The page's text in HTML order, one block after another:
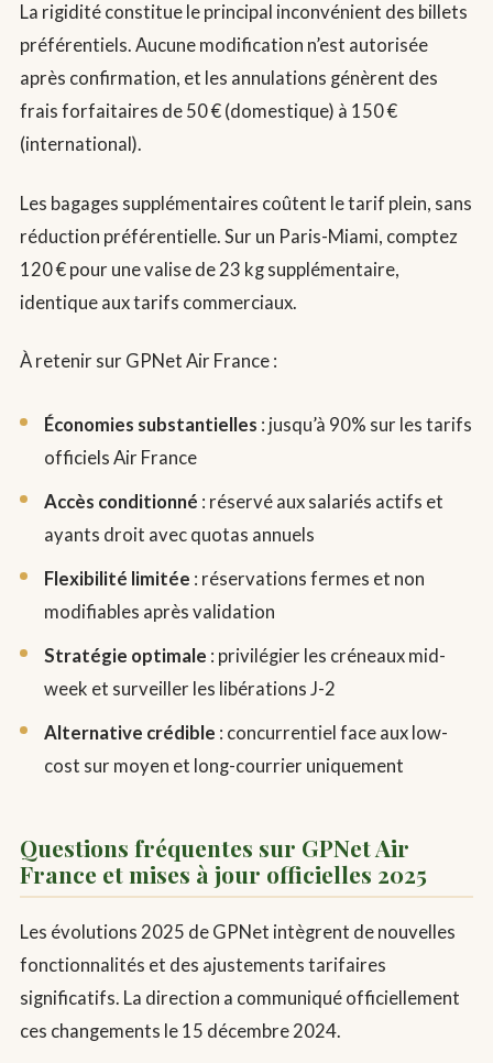
La rigidité constitue le principal inconvénient des billets
préférentiels. Aucune modification n’est autorisée
après confirmation, et les annulations génèrent des
frais forfaitaires de 50 € (domestique) à 150 €
(international).
Les bagages supplémentaires coûtent le tarif plein, sans
réduction préférentielle. Sur un Paris-Miami, comptez
120 € pour une valise de 23 kg supplémentaire,
identique aux tarifs commerciaux.
À retenir sur GPNet Air France :
Économies substantielles : jusqu’à 90% sur les tarifs
officiels Air France
Accès conditionné : réservé aux salariés actifs et
ayants droit avec quotas annuels
Flexibilité limitée : réservations fermes et non
modifiables après validation
Stratégie optimale : privilégier les créneaux mid-
week et surveiller les libérations J-2
Alternative crédible : concurrentiel face aux low-
cost sur moyen et long-courrier uniquement
Questions fréquentes sur GPNet Air
France et mises à jour officielles 2025
Les évolutions 2025 de GPNet intègrent de nouvelles
fonctionnalités et des ajustements tarifaires
significatifs. La direction a communiqué officiellement
ces changements le 15 décembre 2024.